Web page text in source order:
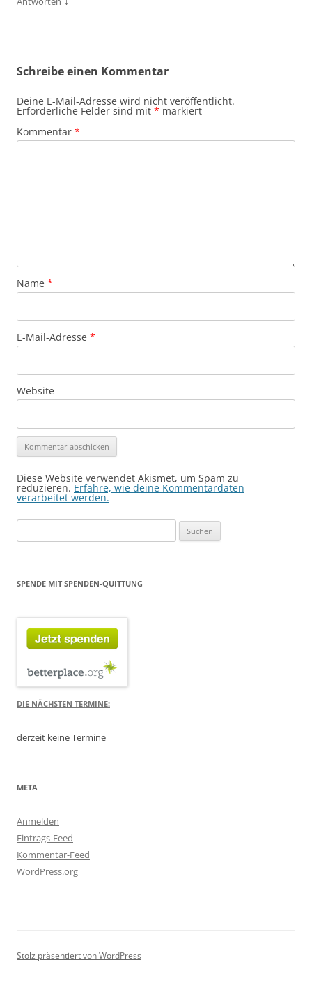
Schreibe einen Kommentar
Deine E-Mail-Adresse wird nicht veröffentlicht.
Erforderliche Felder sind mit * markiert
Kommentar *
Name *
E-Mail-Adresse *
Website
Diese Website verwendet Akismet, um Spam zu
reduzieren. Erfahre, wie deine Kommentardaten
verarbeitet werden.
nach:
SPENDE MIT SPENDEN-QUITTUNG
DIE NÄCHSTEN TERMINE:
derzeit keine Termine
META
Anmelden
Eintrags-Feed
Kommentar-Feed
WordPress.org
Stolz präsentiert von WordPress